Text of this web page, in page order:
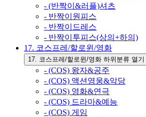
- (반짝이&러플)셔츠
- 반짝이원피스
- 반짝이드레스
- 반짝이투피스(상의+하의)
17. 코스프레/할로윈/영화
17. 코스프레/할로윈/영화 하위분류 열기
- (COS) 왕자&공주
- (COS) 액션영웅&악당
- (COS) 영화&연극
- (COS) 드라마&예능
- (COS) 게임